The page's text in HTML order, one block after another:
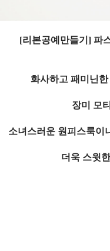
[리본공예만들기] 파
화사하고 패미닌
장미 모
소녀스러운 원피스룩이
더욱 스윗